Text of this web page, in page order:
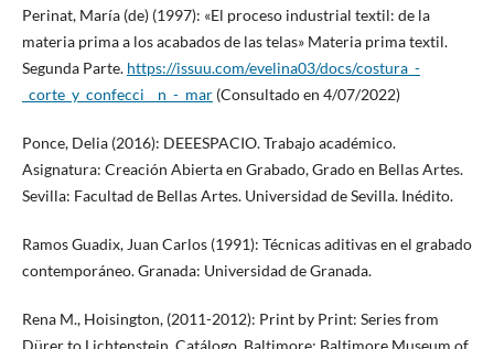
Perinat, María (de) (1997): «El proceso industrial textil: de la
materia prima a los acabados de las telas» Materia prima textil.
Segunda Parte. https://issuu.com/evelina03/docs/costura_-
_corte_y_confecci__n_-_mar(Consultado en 4/07/2022)
Ponce, Delia (2016): DEEESPACIO. Trabajo académico.
Asignatura: Creación Abierta en Grabado, Grado en Bellas Artes.
Sevilla: Facultad de Bellas Artes. Universidad de Sevilla. Inédito.
Ramos Guadix, Juan Carlos (1991): Técnicas aditivas en el grabado
contemporáneo. Granada: Universidad de Granada.
Rena M., Hoisington, (2011-2012): Print by Print: Series from